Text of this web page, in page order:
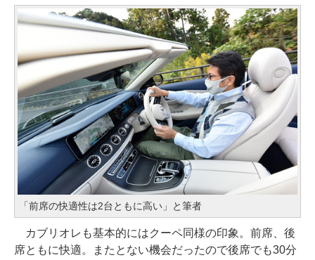
「前席の快適性は2台ともに高い」と筆者
カブリオレも基本的にはクーペ同様の印象。前席、後
席ともに快適。またとない機会だったので後席でも30分